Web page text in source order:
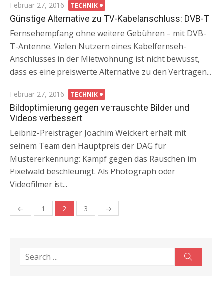
Posted
on
Februar 27, 2016 TECHNIK
Günstige Alternative zu TV-Kabelanschluss: DVB-T
Fernsehempfang ohne weitere Gebühren – mit DVB-
T-Antenne. Vielen Nutzern eines Kabelfernseh-
Anschlusses in der Mietwohnung ist nicht bewusst,
dass es eine preiswerte Alternative zu den Verträgen...
Posted
on
Februar 27, 2016 TECHNIK
Bildoptimierung gegen verrauschte Bilder und
Videos verbessert
Leibniz-Preisträger Joachim Weickert erhält mit
seinem Team den Hauptpreis der DAG für
Mustererkennung: Kampf gegen das Rauschen im
Pixelwald beschleunigt. Als Photograph oder
Videofilmer ist...
Beitragsnavigation
← 1 2 3 →
Search